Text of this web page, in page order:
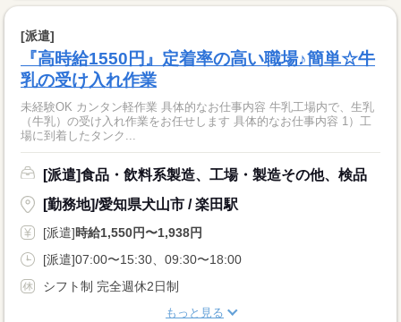
[派遣]
『高時給1550円』定着率の高い職場♪簡単☆牛
乳の受け入れ作業
未経験OK カンタン軽作業 具体的なお仕事内容 牛乳工場内で、生乳
（牛乳）の受け入れ作業をお任せします 具体的なお仕事内容 1）工
場に到着したタンク...
[派遣]食品・飲料系製造、工場・製造その他、検品
[勤務地]/愛知県犬山市 / 楽田駅
[派遣]時給1,550円〜1,938円
[派遣]07:00〜15:30、09:30〜18:00
シフト制 完全週休2日制
もっと見る